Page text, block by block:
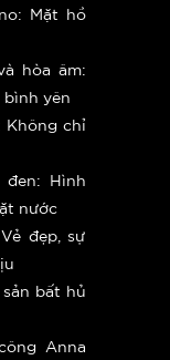
Mặt hồ
hòa âm:
yên
Không chỉ
đen: Hình
nước
đẹp, sự
bất hủ
Anna